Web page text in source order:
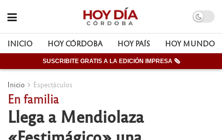
INICIO HOY CÓRDOBA HOY PAÍS HOY MUNDO
SUSCRIBITE GRATIS A LA EDICIÓN IMPRESA 🗞
Inicio Espectáculos
En familia
Llega a Mendiolaza